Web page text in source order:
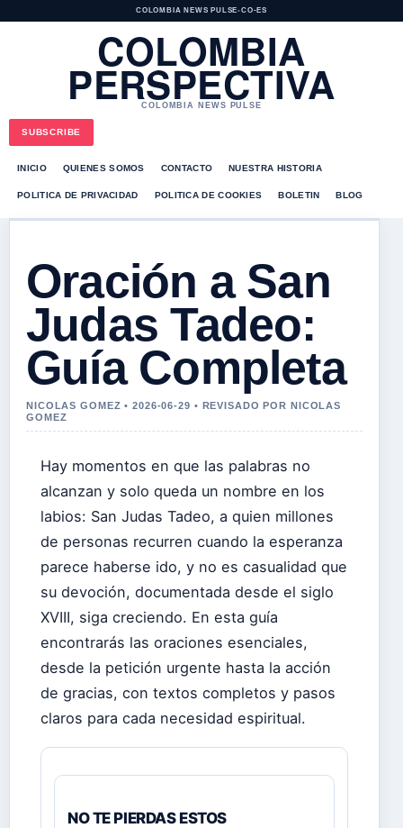
COLOMBIA NEWS PULSE•CO-ES
COLOMBIA
PERSPECTIVA
COLOMBIA NEWS PULSE
SUBSCRIBE
INICIO QUIENES SOMOS CONTACTO NUESTRA HISTORIA
POLITICA DE PRIVACIDAD POLITICA DE COOKIES BOLETIN BLOG
Oración a San
Judas Tadeo:
Guía Completa
NICOLAS GOMEZ • 2026-06-29 • REVISADO POR NICOLAS
GOMEZ
Hay momentos en que las palabras no
alcanzan y solo queda un nombre en los
labios: San Judas Tadeo, a quien millones
de personas recurren cuando la esperanza
parece haberse ido, y no es casualidad que
su devoción, documentada desde el siglo
XVIII, siga creciendo. En esta guía
encontrarás las oraciones esenciales,
desde la petición urgente hasta la acción
de gracias, con textos completos y pasos
claros para cada necesidad espiritual.
NO TE PIERDAS ESTOS